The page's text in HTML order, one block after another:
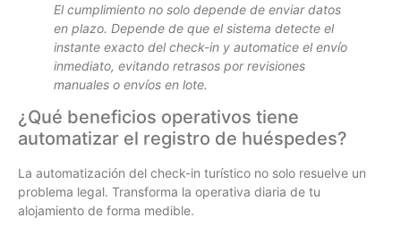
El cumplimiento no solo depende de enviar datos
en plazo. Depende de que el sistema detecte el
instante exacto del check-in y automatice el envío
inmediato, evitando retrasos por revisiones
manuales o envíos en lote.
¿Qué beneficios operativos tiene
automatizar el registro de huéspedes?
La automatización del check-in turístico no solo resuelve un
problema legal. Transforma la operativa diaria de tu
alojamiento de forma medible.